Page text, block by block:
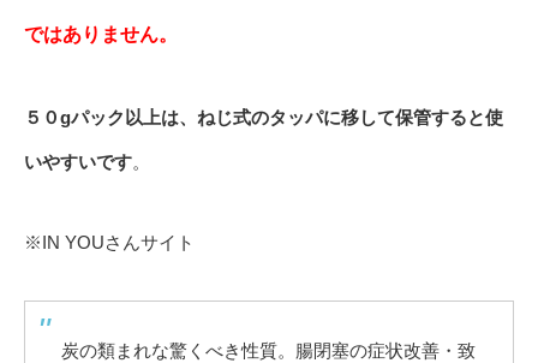
ではありません。
５０gパック以上は、ねじ式のタッパに移して保管すると使
いやすいです。
※IN YOUさんサイト
炭の類まれな驚くべき性質。腸閉塞の症状改善・致